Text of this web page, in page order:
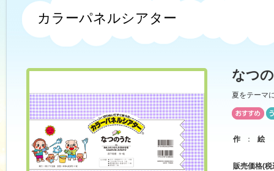
カラーパネルシアター
なつ
夏をテーマ
作 ： 絵
販売価格(税